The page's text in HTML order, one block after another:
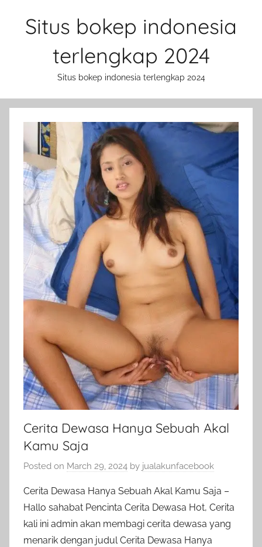
Situs bokep indonesia
terlengkap 2024
Situs bokep indonesia terlengkap 2024
Cerita Dewasa Hanya Sebuah Akal
Kamu Saja
Posted on March 29, 2024 by jualakunfacebook
Cerita Dewasa Hanya Sebuah Akal Kamu Saja –
Hallo sahabat Pencinta Cerita Dewasa Hot, Cerita
kali ini admin akan membagi cerita dewasa yang
menarik dengan judul Cerita Dewasa Hanya